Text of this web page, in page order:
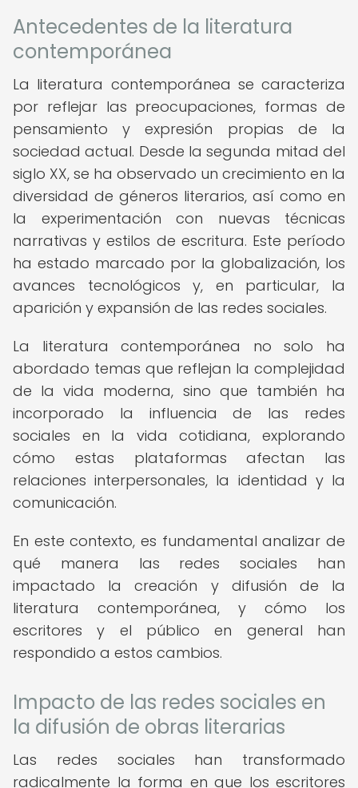
Antecedentes de la literatura
contemporánea
La literatura contemporánea se caracteriza
por reflejar las preocupaciones, formas de
pensamiento y expresión propias de la
sociedad actual. Desde la segunda mitad del
siglo XX, se ha observado un crecimiento en la
diversidad de géneros literarios, así como en
la experimentación con nuevas técnicas
narrativas y estilos de escritura. Este período
ha estado marcado por la globalización, los
avances tecnológicos y, en particular, la
aparición y expansión de las redes sociales.
La literatura contemporánea no solo ha
abordado temas que reflejan la complejidad
de la vida moderna, sino que también ha
incorporado la influencia de las redes
sociales en la vida cotidiana, explorando
cómo estas plataformas afectan las
relaciones interpersonales, la identidad y la
comunicación.
En este contexto, es fundamental analizar de
qué manera las redes sociales han
impactado la creación y difusión de la
literatura contemporánea, y cómo los
escritores y el público en general han
respondido a estos cambios.
Impacto de las redes sociales en
la difusión de obras literarias
Las redes sociales han transformado
radicalmente la forma en que los escritores